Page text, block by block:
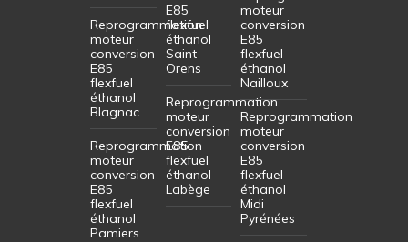
Reprogrammation
moteur
conversion
E85
flexfuel
éthanol
Blagnac
Reprogrammation
moteur
conversion
E85
flexfuel
éthanol
Pamiers
E85
flexfuel
éthanol
Saint-
Orens
Reprogrammation
moteur
conversion
E85
flexfuel
éthanol
Labège
moteur
conversion
E85
flexfuel
éthanol
Nailloux
Reprogrammation
moteur
conversion
E85
flexfuel
éthanol
Midi
Pyrénées